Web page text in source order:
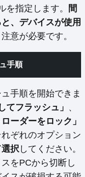
を指定します。
間
、デバイスが使用
意が必要です。
手順
手順を開始できま
てフラッシュ」 、
ローダーをロック」
ぞれのオプション
選択してください。
をPCから切断し